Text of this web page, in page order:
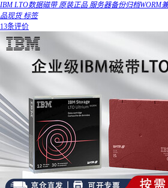
IBM LTO数据磁带 原装正品 服务器备份归档WORM
品现货 标签
13条评价